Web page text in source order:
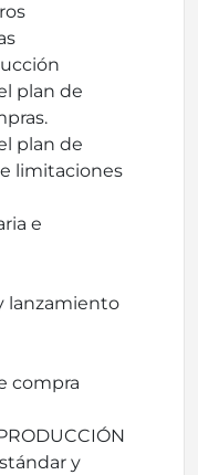
plan de
plan de
limitaciones
e
lanzamiento
compra
y